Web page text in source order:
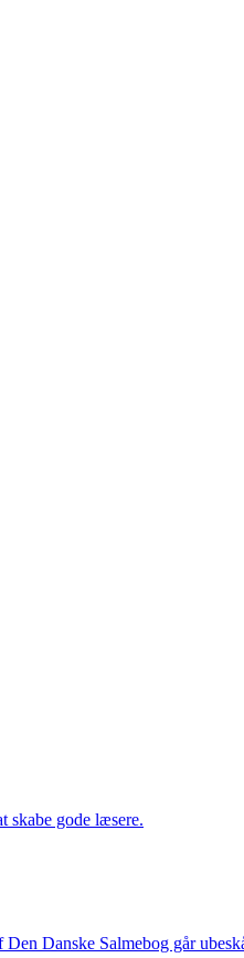
skabe gode læsere.
Danske Salmebog går